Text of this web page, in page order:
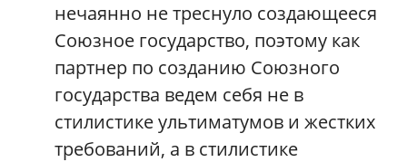
нечаянно не треснуло создающееся
Союзное государство, поэтому как
партнер по созданию Союзного
государства ведем себя не в
стилистике ультиматумов и жестких
требований, а в стилистике